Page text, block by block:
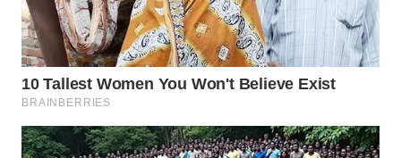
WAHANA
NEWS
WAHANA
TANI
WAHANA